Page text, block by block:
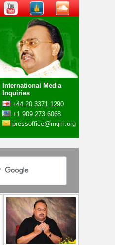
International Media
Inquiries
+44 20 3371 1290
+1 909 273 6068
pressoffice@mqm.org